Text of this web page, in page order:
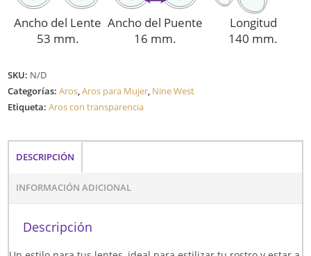
Ancho del Lente
53 mm.
Ancho del Puente
16 mm.
Longitud
140 mm.
SKU: N/D
Categorías:Aros,Aros para Mujer, Nine West
Etiqueta:Aros con transparencia
DESCRIPCIÓN
INFORMACIÓN ADICIONAL
Descripción